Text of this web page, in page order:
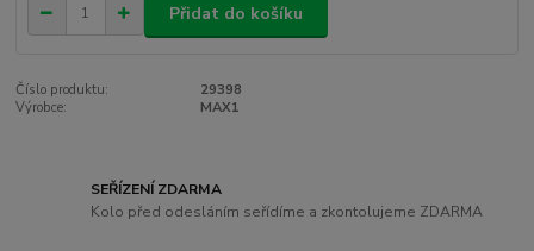
Přidat do košíku
Číslo produktu:
29398
Výrobce:
MAX1
SEŘÍZENÍ ZDARMA
Kolo před odesláním seřídíme a zkontolujeme ZDARMA